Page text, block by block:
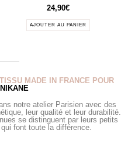
24,90€
AJOUTER AU PANIER
MADE IN FRANCE POUR
notre atelier Parisien avec des
leur qualité et leur durabilité.
se distinguent par leurs petits
font toute la différence.